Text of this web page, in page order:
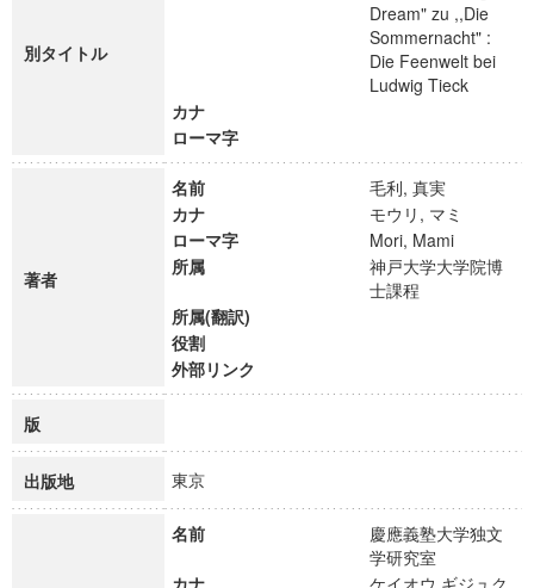
別タイトル
Dream" zu ,,Die
Sommernacht" :
Die Feenwelt bei
Ludwig Tieck
カナ
ローマ字
著者
名前
毛利, 真実
カナ
モウリ, マミ
ローマ字
Mori, Mami
所属
神戸大学大学院博
士課程
所属(翻訳)
役割
外部リンク
版
出版地 東京
名前
慶應義塾大学独文
学研究室
カナ
ケイオウ ギジュク